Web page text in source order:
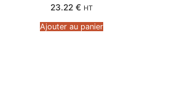
23.22 € HT
Ajouter au panier